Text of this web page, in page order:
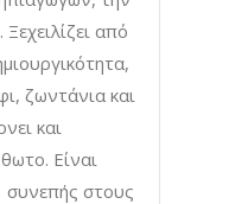
από
ζωντάνια και
και
Είναι
συνεπής στους